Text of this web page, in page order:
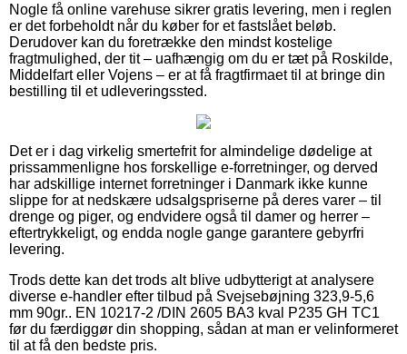
Nogle få online varehuse sikrer gratis levering, men i reglen
er det forbeholdt når du køber for et fastslået beløb.
Derudover kan du foretrække den mindst kostelige
fragtmulighed, der tit – uafhængig om du er tæt på Roskilde,
Middelfart eller Vojens – er at få fragtfirmaet til at bringe din
bestilling til et udleveringssted.
Det er i dag virkelig smertefrit for almindelige dødelige at
prissammenligne hos forskellige e-forretninger, og derved
har adskillige internet forretninger i Danmark ikke kunne
slippe for at nedskære udsalgspriserne på deres varer – til
drenge og piger, og endvidere også til damer og herrer –
eftertrykkeligt, og endda nogle gange garantere gebyrfri
levering.
Trods dette kan det trods alt blive udbytterigt at analysere
diverse e-handler efter tilbud på Svejsebøjning 323,9-5,6
mm 90gr.. EN 10217-2 /DIN 2605 BA3 kval P235 GH TC1
før du færdiggør din shopping, sådan at man er velinformeret
til at få den bedste pris.